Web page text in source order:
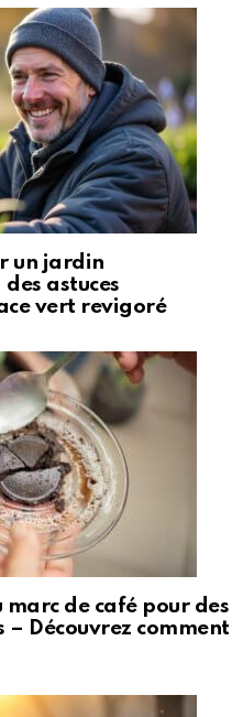
un jardin
astuces
vert revigoré
de café pour des
– Découvrez comment